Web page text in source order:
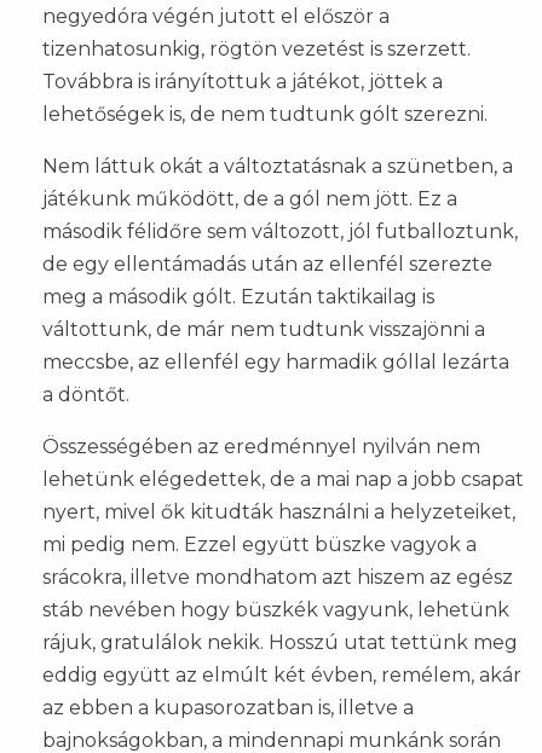
negyedóra végén jutott el először a
tizenhatosunkig, rögtön vezetést is szerzett.
Továbbra is irányítottuk a játékot, jöttek a
lehetőségek is, de nem tudtunk gólt szerezni.
Nem láttuk okát a változtatásnak a szünetben, a
játékunk működött, de a gól nem jött. Ez a
második félidőre sem változott, jól futballoztunk,
de egy ellentámadás után az ellenfél szerezte
meg a második gólt. Ezután taktikailag is
váltottunk, de már nem tudtunk visszajönni a
meccsbe, az ellenfél egy harmadik góllal lezárta
a döntőt.
Összességében az eredménnyel nyilván nem
lehetünk elégedettek, de a mai nap a jobb csapat
nyert, mivel ők kitudták használni a helyzeteiket,
mi pedig nem. Ezzel együtt büszke vagyok a
srácokra, illetve mondhatom azt hiszem az egész
stáb nevében hogy büszkék vagyunk, lehetünk
rájuk, gratulálok nekik. Hosszú utat tettünk meg
eddig együtt az elmúlt két évben, remélem, akár
az ebben a kupasorozatban is, illetve a
bajnokságokban, a mindennapi munkánk során